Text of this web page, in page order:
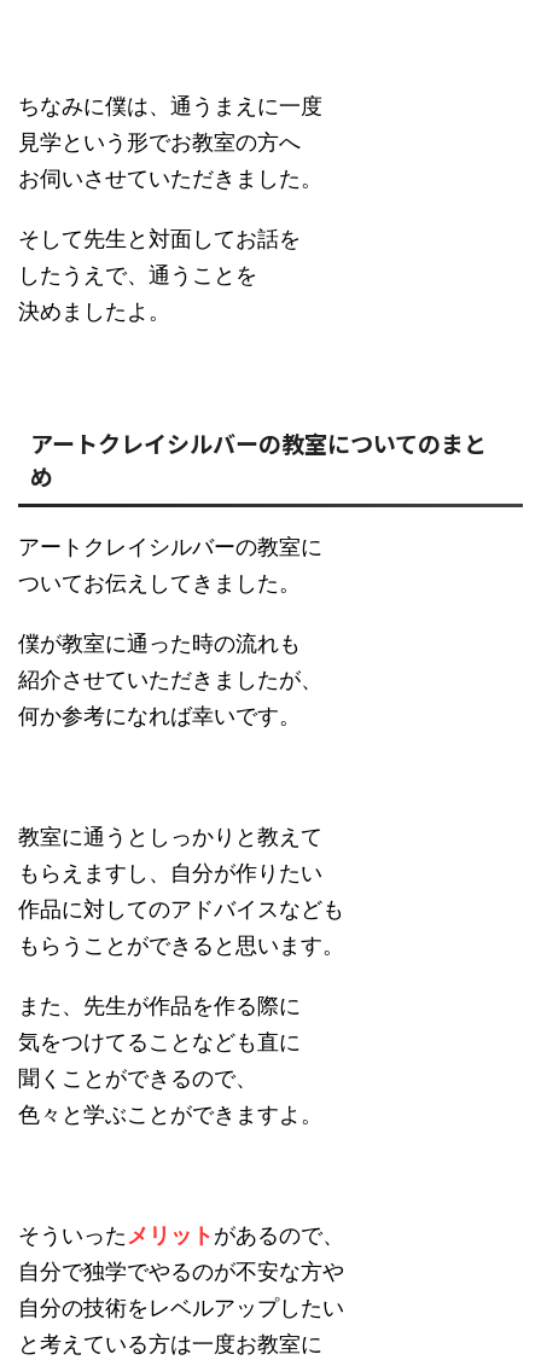
ちなみに僕は、通うまえに一度
見学という形でお教室の方へ
お伺いさせていただきました。
そして先生と対面してお話を
したうえで、通うことを
決めましたよ。
アートクレイシルバーの教室についてのまと
め
アートクレイシルバーの教室に
ついてお伝えしてきました。
僕が教室に通った時の流れも
紹介させていただきましたが、
何か参考になれば幸いです。
教室に通うとしっかりと教えて
もらえますし、自分が作りたい
作品に対してのアドバイスなども
もらうことができると思います。
また、先生が作品を作る際に
気をつけてることなども直に
聞くことができるので、
色々と学ぶことができますよ。
そういった メリットがあるので、
自分で独学でやるのが不安な方や
自分の技術をレベルアップしたい
と考えている方は一度お教室に